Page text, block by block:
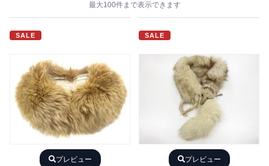
最大100件まで表示できます
SALE
プレビュー
SALE
プレビュー